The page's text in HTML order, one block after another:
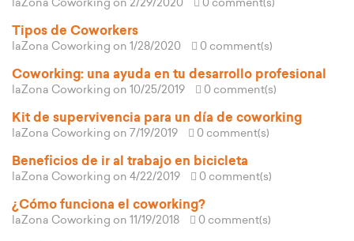
laZona Coworking on 2/29/2020 0 comment(s)
Tipos de Coworkers
laZona Coworking on 1/28/2020 0 comment(s)
Coworking: una ayuda en tu desarrollo profesional
laZona Coworking on 10/25/2019 0 comment(s)
Kit de supervivencia para un día de coworking
laZona Coworking on 7/19/2019 0 comment(s)
Beneficios de ir al trabajo en bicicleta
laZona Coworking on 4/22/2019 0 comment(s)
¿Cómo funciona el coworking?
laZona Coworking on 11/19/2018 0 comment(s)